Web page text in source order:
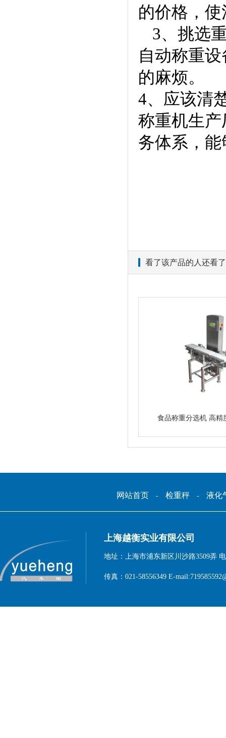
的价格，
3、挑选
自动称重
的麻烦。
4、应该清
称重机生
务体系，
看了该产品的人还看了
食品称重分选机 高精
网站首页 - 检重秤 - 液化
上海越衡实业有限公司
地址：上海市浦东新区川沙路3509弄 电
传真：021-58556349 E-